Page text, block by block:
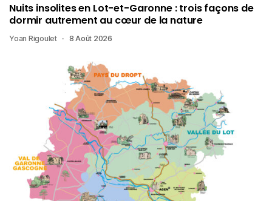
Nuits insolites en Lot-et-Garonne : trois façons de
dormir autrement au cœur de la nature
Yoan Rigoulet 8 Août 2026